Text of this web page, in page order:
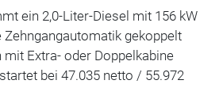
ein 2,0-Liter-Diesel mit 156 kW
Zehngangautomatik gekoppelt
mit Extra- oder Doppelkabine
bei 47.035 netto / 55.972